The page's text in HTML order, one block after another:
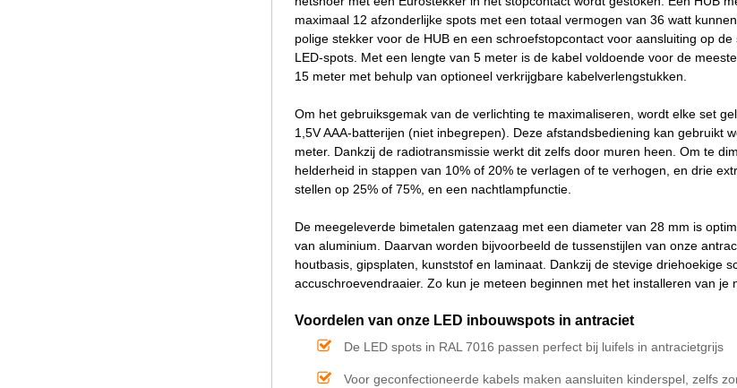
maximaal 12 afzonderlijke spots met een totaal vermogen van 36 watt
polige stekker voor de HUB en een schroefstopcontact voor aansluiting op
LED-spots. Met een lengte van 5 meter is de kabel voldoende voor de
15 meter met behulp van optioneel verkrijgbare kabelverlengstukken.
Om het gebruiksgemak van de verlichting te maximaliseren, wordt elke set
1,5V AAA-batterijen (niet inbegrepen). Deze afstandsbediening kan
meter. Dankzij de radiotransmissie werkt dit zelfs door muren heen. Om te
helderheid in stappen van 10% of 20% te verlagen of te verhogen, en drie
stellen op 25% of 75%, en een nachtlampfunctie.
De meegeleverde bimetalen gatenzaag met een diameter van 28 mm is
van aluminium. Daarvan worden bijvoorbeeld de tussenstijlen van onze
houtbasis, gipsplaten, kunststof en laminaat. Dankzij de stevige driehoekige
accuschroevendraaier. Zo kun je meteen beginnen met het installeren van je
Voordelen van onze LED inbouwspots in antraciet
De LED spots in RAL 7016 passen perfect bij luifels in antracietgrijs
Voor geconfectioneerde kabels maken aansluiten kinderspel, zelfs